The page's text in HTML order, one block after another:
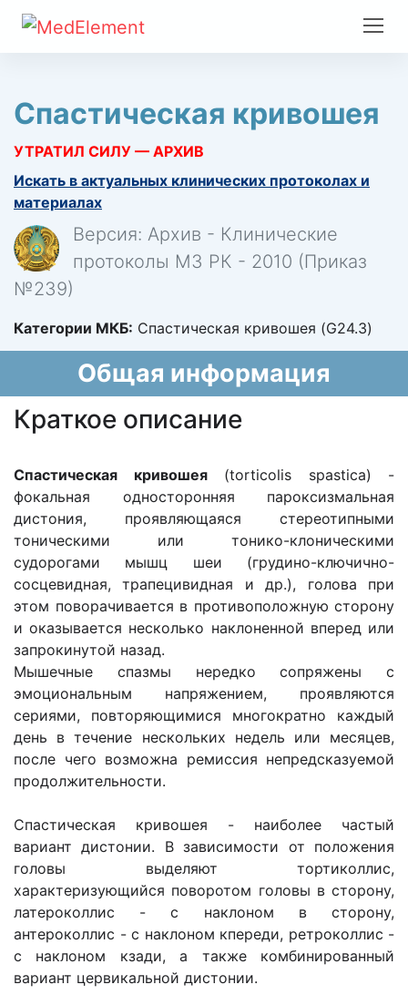
Спастическая кривошея
УТРАТИЛ СИЛУ — АРХИВ
Искать в актуальных клинических протоколах и
материалах
Версия: Архив - Клинические
протоколы МЗ РК - 2010 (Приказ
№239)
Категории МКБ: Спастическая кривошея (G24.3)
Общая информация
Краткое описание
Спастическая кривошея(torticolis spastica) -
фокальная односторонняя пароксизмальная
дистония, проявляющаяся стереотипными
тоническими или тонико-клоническими
судорогами мышц шеи (грудино-ключично-
сосцевидная, трапецивидная и др.), голова при
этом поворачивается в противоположную сторону
и оказывается несколько наклоненной вперед или
запрокинутой назад.
Мышечные спазмы нередко сопряжены с
эмоциональным напряжением, проявляются
сериями, повторяющимися многократно каждый
день в течение нескольких недель или месяцев,
после чего возможна ремиссия непредсказуемой
продолжительности.
Спастическая кривошея - наиболее частый
вариант дистонии. В зависимости от положения
головы выделяют тортиколлис,
характеризующийся поворотом головы в сторону,
латероколлис - с наклоном в сторону,
антероколлис - с наклоном кпереди, ретроколлис -
с наклоном кзади, а также комбинированный
вариант цервикальной дистонии.